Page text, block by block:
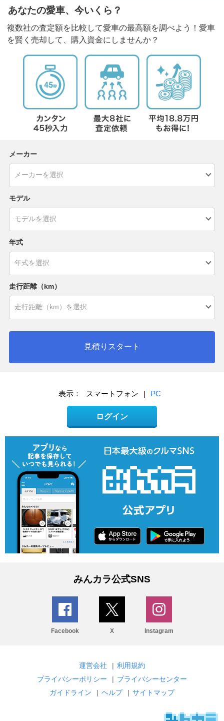
あなたの愛車、今いくら？
複数社の査定額を比較して愛車の最高額を調べよう！愛車
を賢く売却して、購入資金にしませんか？
メーカー
モデル
年式
走行距離（km）
見積りスタート
表示： スマートフォン | PC
ログイン
みんカラ公式SNS
Facebook X Instagram
運営会社 | 利用規約
プライバシーポリシー
| プライバシーセンター
ガイドライン
| ヘルプ | サイトマップ